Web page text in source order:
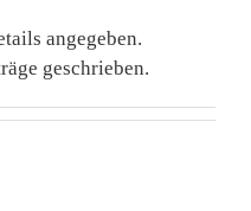
angegeben.
geschrieben.